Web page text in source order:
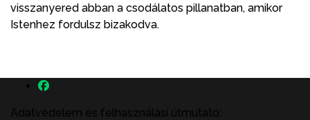
visszanyered abban a csodálatos pillanatban, amikor
Istenhez fordulsz bizakodva.
Adatvédelem és felhasználási útmutató: